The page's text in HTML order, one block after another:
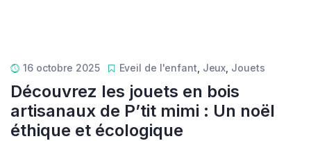
16 octobre 2025 Eveil de l'enfant Jeux Jouets
Découvrez les jouets en bois
artisanaux de P’tit mimi : Un noël
éthique et écologique